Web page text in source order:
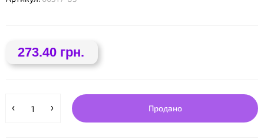
273.40 грн.
Продано